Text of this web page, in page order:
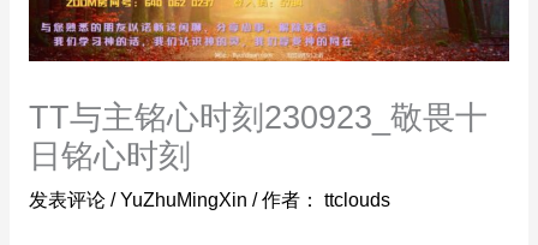
TT与主铭心时刻230923_敬畏十
日铭心时刻
发表评论 /YuZhuMingXin / 作者： ttclouds